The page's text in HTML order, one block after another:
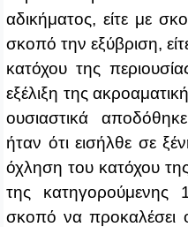
αδικήματος, είτε με
σκοπό την εξύβριση,
κατόχου της
εξέλιξη της
ουσιαστικά
ήταν ότι εισήλθε σε
όχληση του κατόχου
της κατηγορούμενης
σκοπό να προκαλέσει